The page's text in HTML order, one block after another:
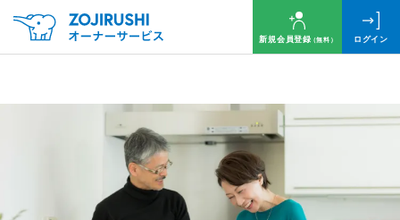
新規会員登録（無料） ログイン
毎月抽選で 名様に
円分のQUOカードプレゼント！